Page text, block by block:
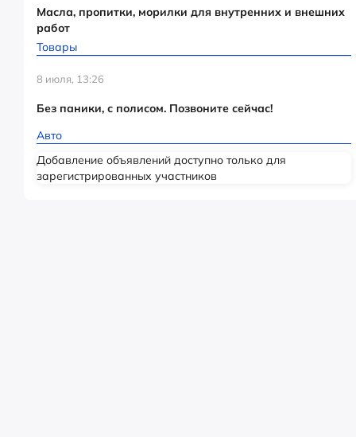
Масла, пропитки, морилки для внутренних и внешних
работ
Товары
8 июля, 13:26
Без паники, с полисом. Позвоните сейчас!
Авто
Добавление объявлений доступно только для
зарегистрированных участников